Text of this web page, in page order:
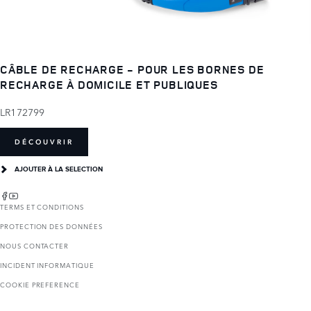
CÂBLE DE RECHARGE - POUR LES BORNES DE
RECHARGE À DOMICILE ET PUBLIQUES
LR172799
DÉCOUVRIR
AJOUTER À LA SELECTION
TERMS ET CONDITIONS
PROTECTION DES DONNÉES
NOUS CONTACTER
INCIDENT INFORMATIQUE
COOKIE PREFERENCE